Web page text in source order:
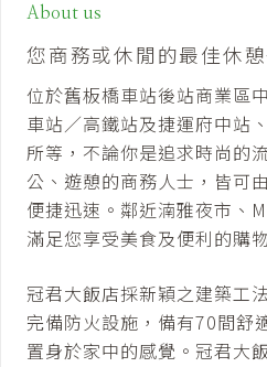
About us
您商務或休閒的最佳休
位於舊板橋車站後站商業區
車站／高鐵站及捷運府中站
所等，不論你是追求時尚的
公、遊憩的商務人士，皆可
便捷迅速。鄰近湳雅夜市、
滿足您享受美食及便利的購
冠君大飯店採新穎之建築工
完備防火設施，備有70間舒
置身於家中的感覺。冠君大